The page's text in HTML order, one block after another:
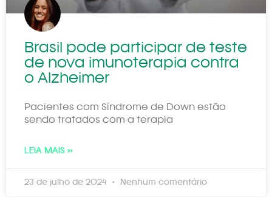
Brasil pode participar de teste
de nova imunoterapia contra
o Alzheimer
Pacientes com Síndrome de Down estão
sendo tratados com a terapia
LEIA MAIS »
23 de julho de 2024 Nenhum comentário